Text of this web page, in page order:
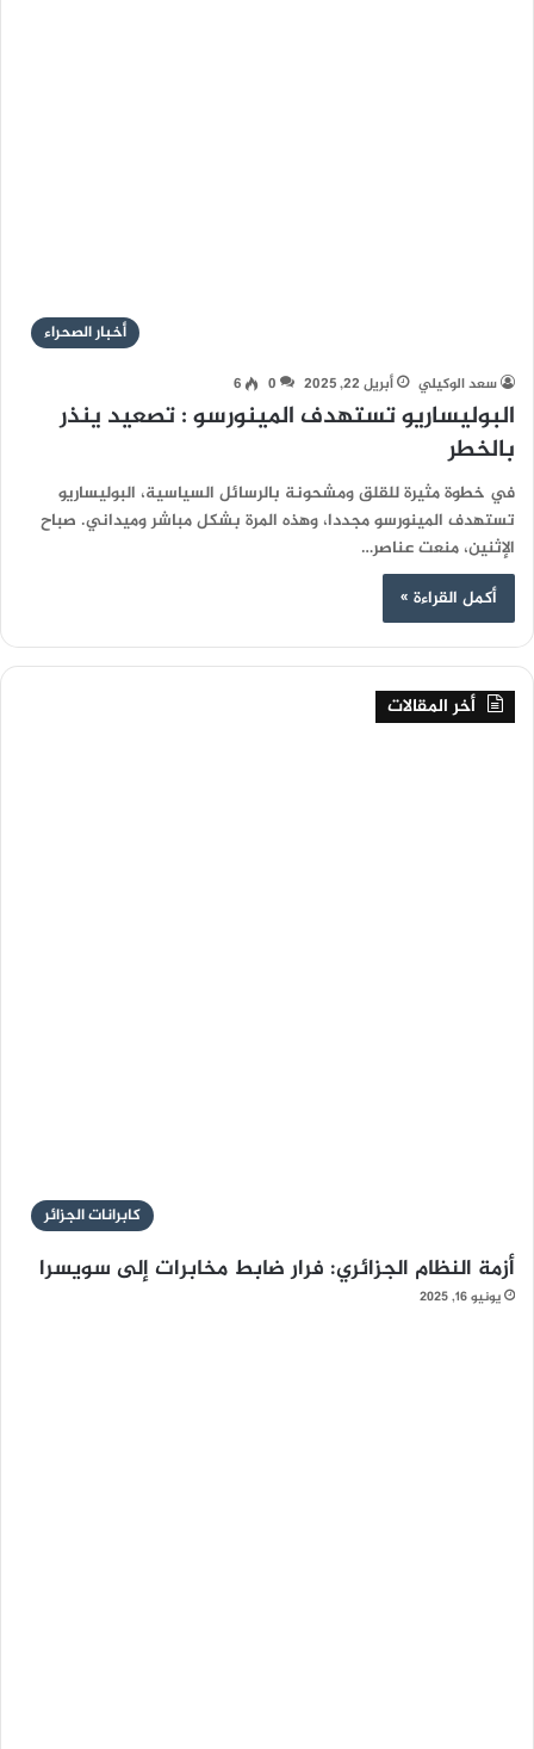
أخبار الصحراء
سعد الوكيلي أبريل 22, 2025 0
6
البوليساريو تستهدف المينورسو : تصعيد ينذر
بالخطر
في خطوة مثيرة للقلق ومشحونة بالرسائل السياسية، البوليساريو
تستهدف المينورسو مجددا، وهذه المرة بشكل مباشر وميداني. صباح
الإثنين، منعت عناصر…
أكمل القراءة »
أخر المقالات
كابرانات الجزائر
أزمة النظام الجزائري: فرار ضابط مخابرات إلى سويسرا
يونيو 16, 2025